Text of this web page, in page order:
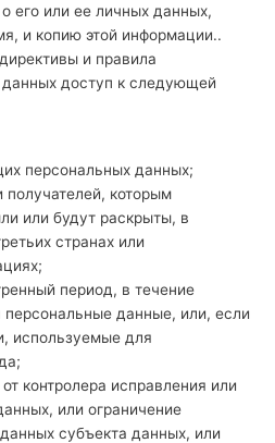
его или ее личных данных,
и копию этой информации..
и правила
доступ к следующей
персональных данных;
получателей, которым
или будут раскрыты, в
странах или
период, в течение
персональные данные, или, если
используемые для
контролера исправления или
или ограничение
субъекта данных, или